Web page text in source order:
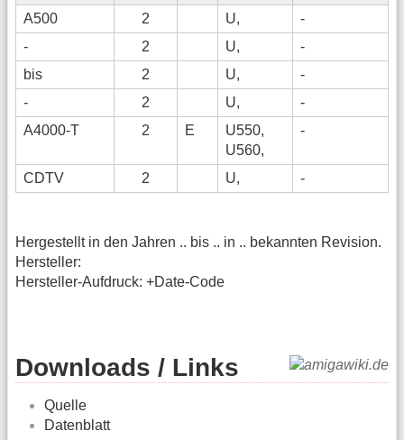
A500
2 U,
-
-
2 U,
-
bis
2 U,
-
-
2 U,
-
A4000-T
2 E
U550,
U560,
-
CDTV 2 U, -
Hergestellt in den Jahren .. bis .. in .. bekannten Revision.
Hersteller:
Hersteller-Aufdruck: +Date-Code
Downloads / Links
Quelle
Datenblatt